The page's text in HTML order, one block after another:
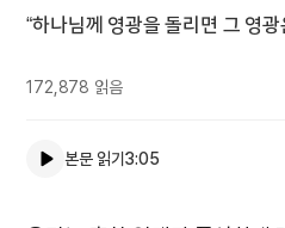
“하나님께 영광을 돌리면 그 영
172,878 읽음
본문 읽기3:05